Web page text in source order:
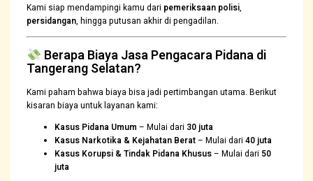
Kami siap mendampingi kamu dari pemeriksaan polisi,
persidangan, hingga putusan akhir di pengadilan.
Berapa Biaya Jasa Pengacara Pidana di
Tangerang Selatan?
Kami paham bahwa biaya bisa jadi pertimbangan utama. Berikut
kisaran biaya untuk layanan kami:
Kasus Pidana Umum – Mulai dari 30 juta
Kasus Narkotika & Kejahatan Berat– Mulai dari40 juta
Kasus Korupsi & Tindak Pidana Khusus– Mulai dari 50
juta